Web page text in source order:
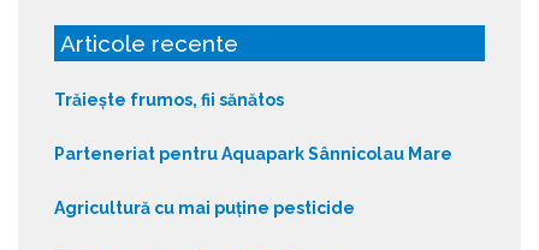
Articole recente
Trăiește frumos, fii sănătos
Parteneriat pentru Aquapark Sânnicolau Mare
Agricultură cu mai puține pesticide